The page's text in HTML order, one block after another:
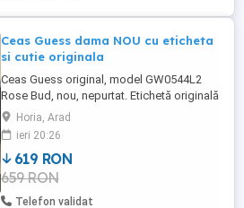
Ceas Guess dama NOU cu eticheta
si cutie originala
Ceas Guess original, model GW0544L2
Rose Bud, nou, nepurtat. Etichetă originală
atașată Cutie originală Guess Certificat de
garanție inclus Rezistență la apă 3 ATM
(30 m) Primit cadou în urmă cu mai puțin
de o lună. Nu a fost purtat niciodată.
Model elegant, auriu, cu design floral și
cristale decorative. ...
Horia, Arad
ieri 20:26
619 RON
659 RON
Telefon validat